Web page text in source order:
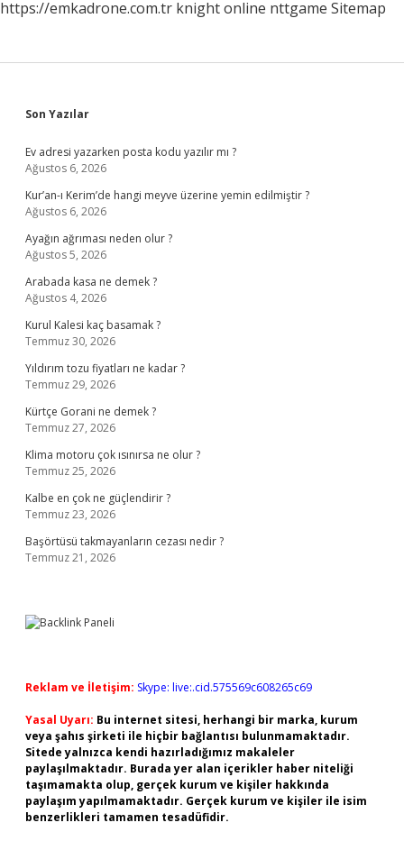
https://emkadrone.com.tr knight online nttgame Sitemap
Sidebar
Son Yazılar
Ev adresi yazarken posta kodu yazılır mı ?
Ağustos 6, 2026
Kur’an-ı Kerim’de hangi meyve üzerine yemin edilmiştir ?
Ağustos 6, 2026
Ayağın ağrıması neden olur ?
Ağustos 5, 2026
Arabada kasa ne demek ?
Ağustos 4, 2026
Kurul Kalesi kaç basamak ?
Temmuz 30, 2026
Yıldırım tozu fiyatları ne kadar ?
Temmuz 29, 2026
Kürtçe Gorani ne demek ?
Temmuz 27, 2026
Klima motoru çok ısınırsa ne olur ?
Temmuz 25, 2026
Kalbe en çok ne güçlendirir ?
Temmuz 23, 2026
Başörtüsü takmayanların cezası nedir ?
Temmuz 21, 2026
Reklam ve İletişim: Skype: live:.cid.575569c608265c69
Yasal Uyarı: Bu internet sitesi, herhangi bir marka, kurum
veya şahıs şirketi ile hiçbir bağlantısı bulunmamaktadır.
Sitede yalnızca kendi hazırladığımız makaleler
paylaşılmaktadır. Burada yer alan içerikler haber niteliği
taşımamakta olup, gerçek kurum ve kişiler hakkında
paylaşım yapılmamaktadır. Gerçek kurum ve kişiler ile isim
benzerlikleri tamamen tesadüfidir.